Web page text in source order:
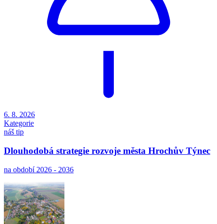
6. 8. 2026
Kategorie
náš tip
Dlouhodobá strategie rozvoje města Hrochův Týnec
na období 2026 - 2036